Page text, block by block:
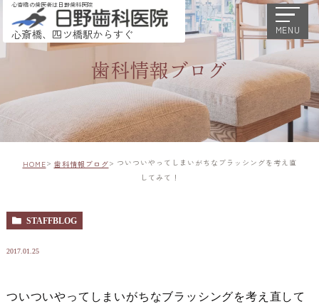
心斎橋の歯医者は日野歯科医院
心斎橋、四ツ橋駅からすぐ MENU
歯科情報ブログ
HOME 歯科情報ブログ
ついついやってしまいがちなブラッシングを考え直
してみて！
STAFFBLOG
2017.01.25
ついついやってしまいがちなブラッシングを考え直して